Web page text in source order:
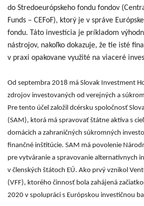
do Stredoeurópskeho fondu fondov
Funds – CEFoF), ktorý je v správe
fondu. Táto investícia je príkladom
nástrojov, nakoľko dokazuje, že tie isté
v praxi opakovane využité na viaceré
Od septembra 2018 má Slovak Investment
zdrojov investovaných od verejných a
Pre tento účel založil dcérsku spoločnosť
(SAM), ktorá má spravovať štátne aktíva s
domácich a zahraničných súkromných
finančné inštitúcie. SAM má povolenie
pre vytváranie a spravovanie alternatívnych
v členských štátoch EÚ. Ako prvý vznikol
(VFF), ktorého činnosť bola zahájená
2020 v spolupráci s Európskou investičnou